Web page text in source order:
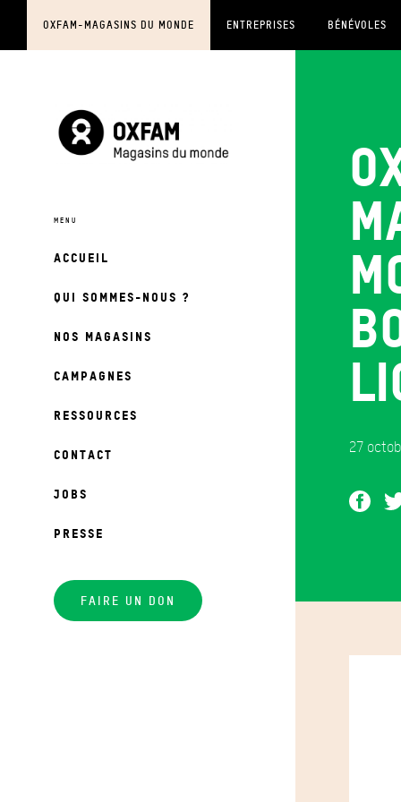
OXFAM-MAGASINS DU MONDE ENTREPRISES BÉNÉVOLES
ACCUEIL
QUI SOMMES-NOUS ?
NOS MAGASINS
CAMPAGNES
RESSOURCES
CONTACT
JOBS
PRESSE
FAIRE UN DON
27